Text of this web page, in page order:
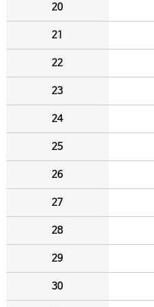
20
21
22
23
24
25
26
27
28
29
30